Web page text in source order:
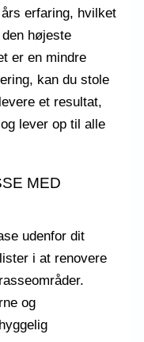
erfaring, hvilket
højeste
er en mindre
kan du stole
et resultat,
lever op til alle
MED
udenfor dit
i at renovere
og